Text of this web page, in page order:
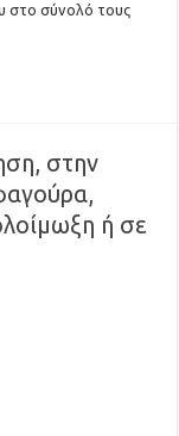
στο σύνολό τους
στην
ή σε